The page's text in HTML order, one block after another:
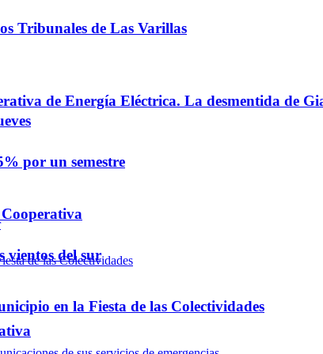
Tribunales de Las Varillas
en la Fiesta de las Colectividades
de Energía Eléctrica. La desmentida de
por un semestre
vientos del sur